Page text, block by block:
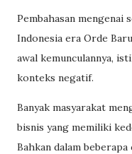
Pembahasan mengenai
Indonesia era Orde
awal kemunculannya,
konteks negatif.
Banyak masyarakat
bisnis yang memiliki
Bahkan dalam